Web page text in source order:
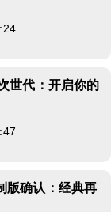
世代：开启你的
版确认：经典再